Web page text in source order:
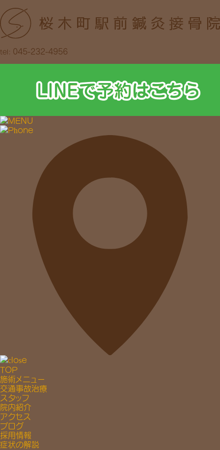
tel: 045-232-4956
TOP
施術メニュー
交通事故治療
スタッフ
院内紹介
アクセス
ブログ
採用情報
症状の解説